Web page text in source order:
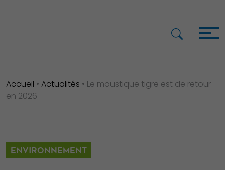
Accueil • Actualités • Le moustique tigre est de retour
en 2026
ENVIRONNEMENT